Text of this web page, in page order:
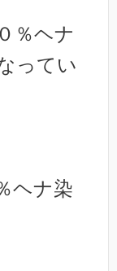
％ヘナ
ってい
ヘナ染